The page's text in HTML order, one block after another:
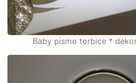
Baby pismo torbice *